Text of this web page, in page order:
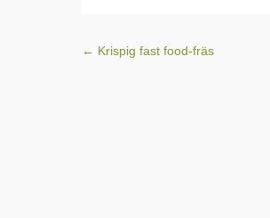
Inläggsnavigering
← Krispig fast food-fräs